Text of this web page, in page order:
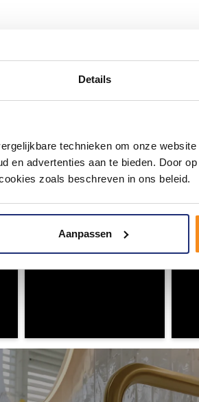
Details
technieken om onze
en advertenties aan te bieden. Door
zoals beschreven in ons beleid.
Aanpassen
met #mijndroombadkamer
vol met unieke badkamerstijlen. Doe